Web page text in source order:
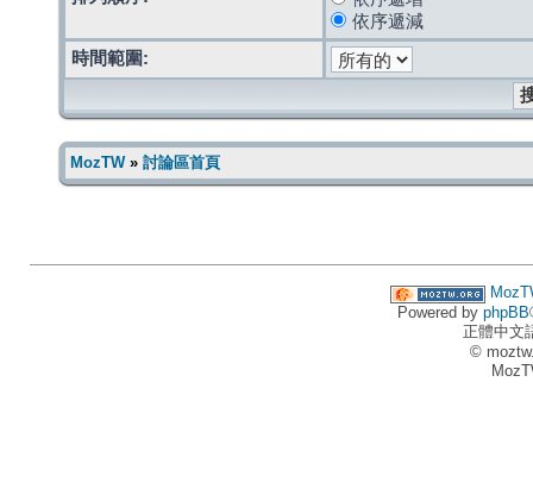
依序遞減
時間範圍:
MozTW» 討論區首頁
Powered by phpBB
正體中文
©